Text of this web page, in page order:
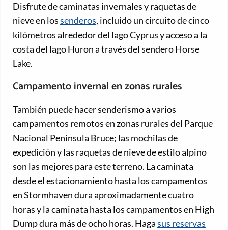
Disfrute de caminatas invernales y raquetas de
nieve en lossenderos, incluido un circuito de cinco
kilómetros alrededor del lago Cyprus y acceso a la
costa del lago Huron a través del sendero Horse
Lake.
Campamento invernal en zonas rurales
También puede hacer senderismo a varios
campamentos remotos en zonas rurales del Parque
Nacional Península Bruce; las mochilas de
expedición y las raquetas de nieve de estilo alpino
son las mejores para este terreno. La caminata
desde el estacionamiento hasta los campamentos
en Stormhaven dura aproximadamente cuatro
horas y la caminata hasta los campamentos en High
Dump dura más de ocho horas. Hagasus reservas